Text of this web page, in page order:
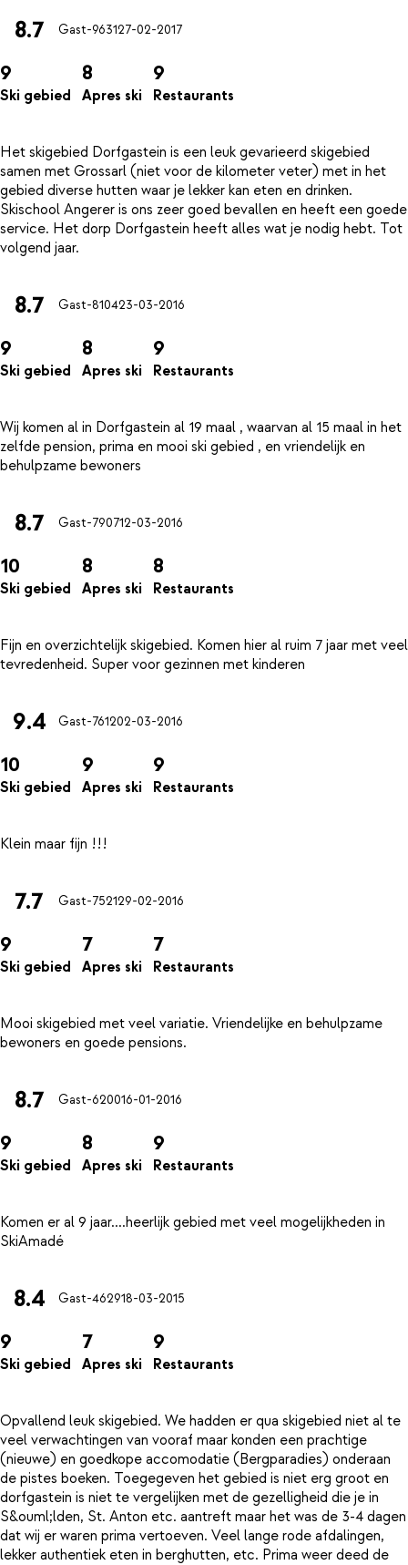
8.7 Gast-963127-02-2017
9
Ski gebied
8
Apres ski
9
Restaurants
Het skigebied Dorfgastein is een leuk gevarieerd skigebied
samen met Grossarl (niet voor de kilometer veter) met in het
gebied diverse hutten waar je lekker kan eten en drinken.
Skischool Angerer is ons zeer goed bevallen en heeft een goede
service. Het dorp Dorfgastein heeft alles wat je nodig hebt. Tot
8.7 Gast-810423-03-2016
9
Ski gebied
8
Apres ski
9
Restaurants
Wij komen al in Dorfgastein al 19 maal , waarvan al 15 maal in het
zelfde pension, prima en mooi ski gebied , en vriendelijk en
8.7 Gast-790712-03-2016
10
Ski gebied
8
Apres ski
8
Restaurants
Fijn en overzichtelijk skigebied. Komen hier al ruim 7 jaar met veel
9.4 Gast-761202-03-2016
10
Ski gebied
9
Apres ski
9
Restaurants
7.7 Gast-752129-02-2016
9
Ski gebied
7
Apres ski
7
Restaurants
Mooi skigebied met veel variatie. Vriendelijke en behulpzame
8.7 Gast-620016-01-2016
9
Ski gebied
8
Apres ski
9
Restaurants
Komen er al 9 jaar....heerlijk gebied met veel mogelijkheden in
8.4 Gast-462918-03-2015
9
Ski gebied
7
Apres ski
9
Restaurants
Opvallend leuk skigebied. We hadden er qua skigebied niet al te
veel verwachtingen van vooraf maar konden een prachtige
(nieuwe) en goedkope accomodatie (Bergparadies) onderaan
de pistes boeken. Toegegeven het gebied is niet erg groot en
dorfgastein is niet te vergelijken met de gezelligheid die je in
S&ouml;lden, St. Anton etc. aantreft maar het was de 3-4 dagen
dat wij er waren prima vertoeven. Veel lange rode afdalingen,
lekker authentiek eten in berghutten, etc. Prima weer deed de